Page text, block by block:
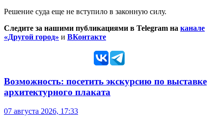
Решение суда еще не вступило в законную силу.
Следите за нашими публикациями в Telegram на канале
«Другой город» и ВКонтакте
Возможность: посетить экскурсию по выставке
архитектурного плаката
07 августа 2026, 17:33